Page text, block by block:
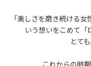
「美しさを磨き続ける
いう想いをこめて
とて